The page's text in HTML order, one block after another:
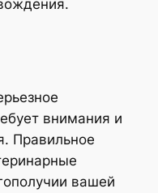
внимания и
Правильное
вашей